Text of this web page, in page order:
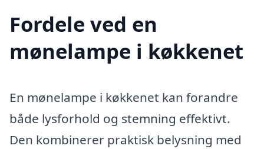
Fordele ved en
mønelampe i køkkenet
En mønelampe i køkkenet kan forandre
både lysforhold og stemning effektivt.
Den kombinerer praktisk belysning med